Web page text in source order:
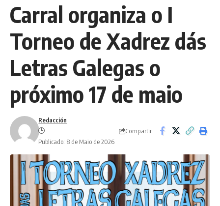
Carral organiza o I
Torneo de Xadrez dás
Letras Galegas o
próximo 17 de maio
Redacción
Publicado: 8 de Maio de 2026
Compartir